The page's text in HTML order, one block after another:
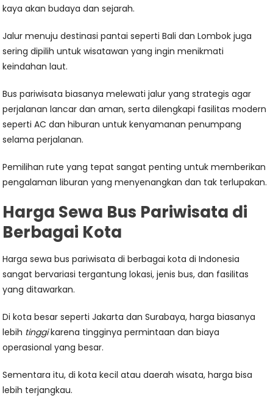
kaya akan budaya dan sejarah.
Jalur menuju destinasi pantai seperti Bali dan Lombok juga
sering dipilih untuk wisatawan yang ingin menikmati
keindahan laut.
Bus pariwisata biasanya melewati jalur yang strategis agar
perjalanan lancar dan aman, serta dilengkapi fasilitas modern
seperti AC dan hiburan untuk kenyamanan penumpang
selama perjalanan.
Pemilihan rute yang tepat sangat penting untuk memberikan
pengalaman liburan yang menyenangkan dan tak terlupakan.
Harga Sewa Bus Pariwisata di
Berbagai Kota
Harga sewa bus pariwisata di berbagai kota di Indonesia
sangat bervariasi tergantung lokasi, jenis bus, dan fasilitas
yang ditawarkan.
Di kota besar seperti Jakarta dan Surabaya, harga biasanya
lebih tinggikarena tingginya permintaan dan biaya
operasional yang besar.
Sementara itu, di kota kecil atau daerah wisata, harga bisa
lebih terjangkau.